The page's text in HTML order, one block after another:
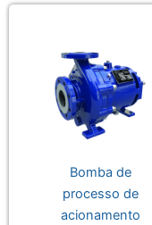
Bomba de
processo de
acionamento